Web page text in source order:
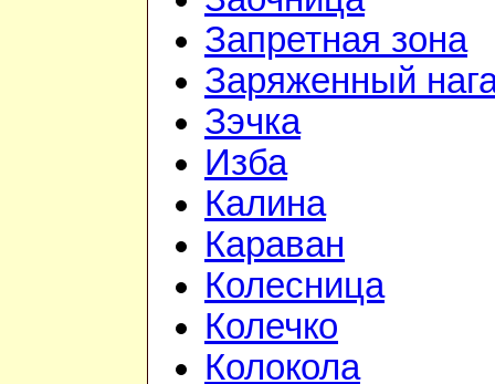
Запретная зона
Заряженный
Зэчка
Изба
Калина
Караван
Колесница
Колечко
Колокола